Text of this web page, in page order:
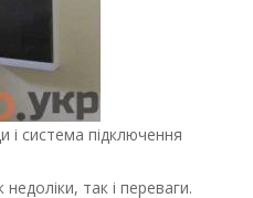
і система підключення
так і переваги.